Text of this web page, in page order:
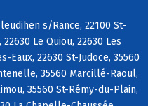
s/Rance, 22100 St-
Le Quiou, 22630 Les
Eaux, 22630 St-Judoce, 35560
35560 Marcillé-Raoul,
35560 St-Rémy-du-Plain,